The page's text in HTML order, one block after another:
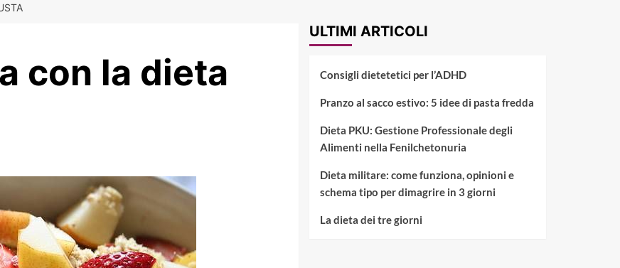
con la dieta
ULTIMI ARTICOLI
Consigli dietetetici per l’ADHD
Pranzo al sacco estivo: 5 idee di pasta fredda
Dieta PKU: Gestione Professionale degli
Alimenti nella Fenilchetonuria
Dieta militare: come funziona, opinioni e
schema tipo per dimagrire in 3 giorni
La dieta dei tre giorni